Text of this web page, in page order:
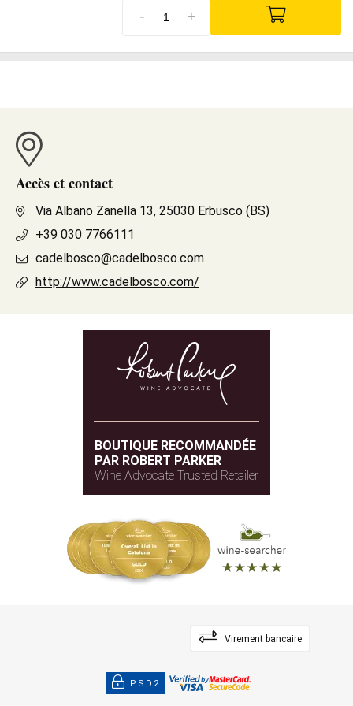
- +
Accès et contact
Via Albano Zanella 13, 25030 Erbusco (BS)
+39 030 7766111
cadelbosco@cadelbosco.com
http://www.cadelbosco.com/
BOUTIQUE RECOMMANDÉE
PAR ROBERT PARKER
Wine Advocate Trusted Retailer
Virement bancaire
PSD2